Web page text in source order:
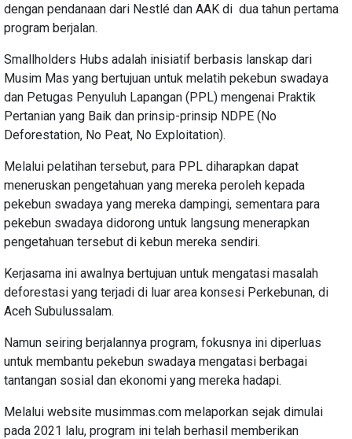
dengan pendanaan dari Nestlé dan AAK di dua tahun pertama
program berjalan.
Smallholders Hubs adalah inisiatif berbasis lanskap dari
Musim Mas yang bertujuan untuk melatih pekebun swadaya
dan Petugas Penyuluh Lapangan (PPL) mengenai Praktik
Pertanian yang Baik dan prinsip-prinsip NDPE (No
Deforestation, No Peat, No Exploitation).
Melalui pelatihan tersebut, para PPL diharapkan dapat
meneruskan pengetahuan yang mereka peroleh kepada
pekebun swadaya yang mereka dampingi, sementara para
pekebun swadaya didorong untuk langsung menerapkan
pengetahuan tersebut di kebun mereka sendiri.
Kerjasama ini awalnya bertujuan untuk mengatasi masalah
deforestasi yang terjadi di luar area konsesi Perkebunan, di
Aceh Subulussalam.
Namun seiring berjalannya program, fokusnya ini diperluas
untuk membantu pekebun swadaya mengatasi berbagai
tantangan sosial dan ekonomi yang mereka hadapi.
Melalui website musimmas.com melaporkan sejak dimulai
pada 2021 lalu, program ini telah berhasil memberikan